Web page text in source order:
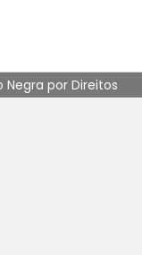
por Direitos